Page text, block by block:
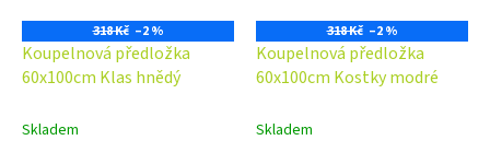
318 Kč –2 %
Koupelnová předložka
60x100cm Klas hnědý
Skladem
318 Kč –2 %
Koupelnová předložka
60x100cm Kostky modré
Skladem